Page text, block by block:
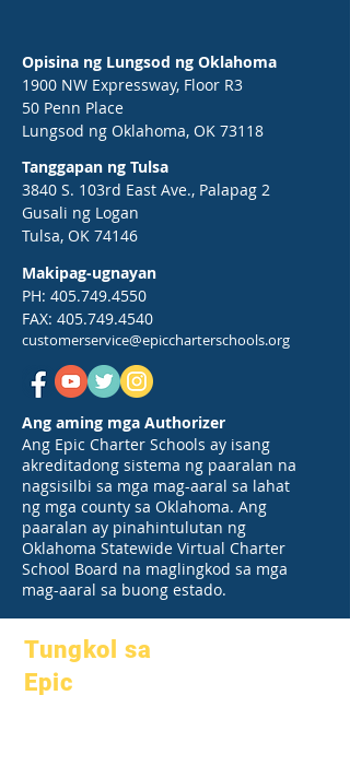
Opisina ng Lungsod ng Oklahoma
1900 NW Expressway, Floor R3
50 Penn Place
Lungsod ng Oklahoma, OK 73118
Tanggapan ng Tulsa
3840 S. 103rd East Ave., Palapag 2
Gusali ng Logan
Tulsa, OK 74146
Makipag-ugnayan
PH: 405.749.4550
FAX: 405.749.4540
customerservice@epiccharterschools.org
Ang aming mga Authorizer
Ang Epic Charter Schools ay isang
akreditadong sistema ng paaralan na
nagsisilbi sa mga mag-aaral sa lahat
ng mga county sa Oklahoma. Ang
paaralan ay pinahintulutan ng
Oklahoma Statewide Virtual Charter
School Board na maglingkod sa mga
mag-aaral sa buong estado.
Tungkol sa
Epic